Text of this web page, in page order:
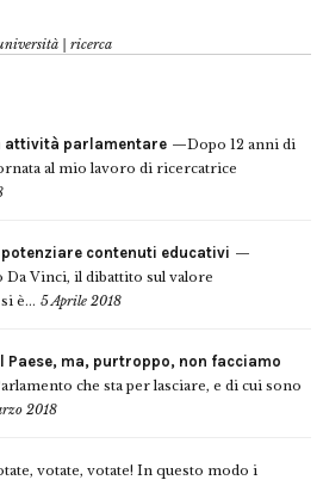
| ricerca
attività parlamentare
Dopo 12 anni di
al mio lavoro di ricercatrice
contenuti educativi
Da Vinci, il dibattito sul valore
è... 5 Aprile 2018
Paese, ma, purtroppo, non facciamo
che sta per lasciare, e di cui sono
2018
votate, votate! In questo modo i